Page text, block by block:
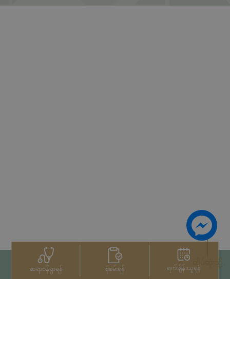
ဆရာဝန်ရှာရန် စုံစမ်းရန် ရက်ချိန်းယူရန်ထိပ်ဆုံးသို့